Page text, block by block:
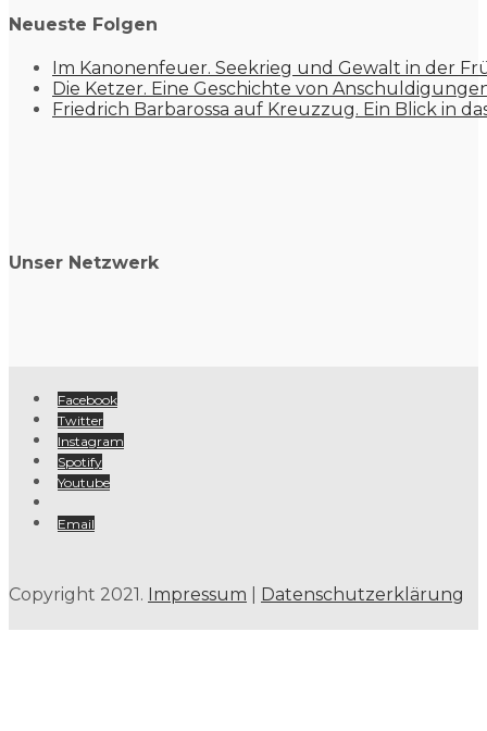
Neueste Folgen
Im Kanonenfeuer. Seekrieg und Gewalt in der
Die Ketzer. Eine Geschichte von
Friedrich Barbarossa auf Kreuzzug. Ein Blick in
Unser Netzwerk
Facebook
Twitter
Instagram
Spotify
Youtube
Email
Copyright 2021. Impressum Datenschutzerklärung